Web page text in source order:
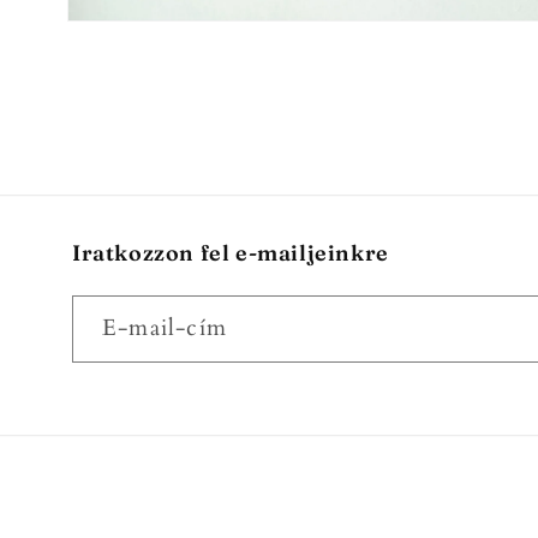
Iratkozzon fel e-mailjeinkre
E-mail-cím